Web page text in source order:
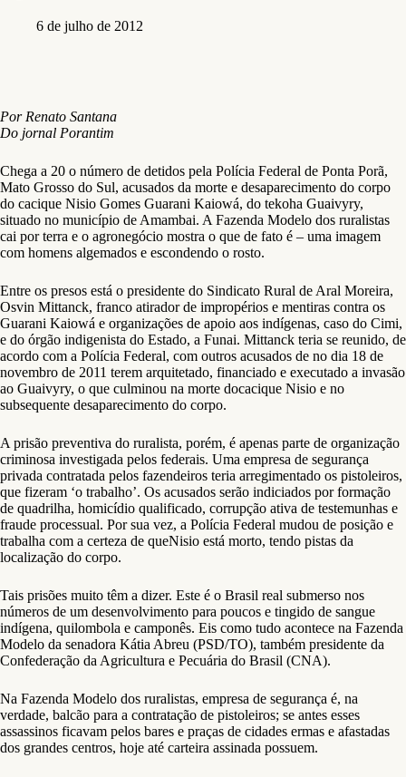
6 de julho de 2012
Por Renato Santana
Do jornal Porantim
Chega a 20 o número de detidos pela Polícia Federal de Ponta Porã,
Mato Grosso do Sul, acusados da morte e desaparecimento do corpo
do cacique Nisio Gomes Guarani Kaiowá, do tekoha Guaivyry,
situado no município de Amambai. A Fazenda Modelo dos ruralistas
cai por terra e o agronegócio mostra o que de fato é – uma imagem
com homens algemados e escondendo o rosto.
Entre os presos está o presidente do Sindicato Rural de Aral Moreira,
Osvin Mittanck, franco atirador de impropérios e mentiras contra os
Guarani Kaiowá e organizações de apoio aos indígenas, caso do Cimi,
e do órgão indigenista do Estado, a Funai. Mittanck teria se reunido, de
acordo com a Polícia Federal, com outros acusados de no dia 18 de
novembro de 2011 terem arquitetado, financiado e executado a invasão
ao Guaivyry, o que culminou na morte docacique Nisio e no
subsequente desaparecimento do corpo.
A prisão preventiva do ruralista, porém, é apenas parte de organização
criminosa investigada pelos federais. Uma empresa de segurança
privada contratada pelos fazendeiros teria arregimentado os pistoleiros,
que fizeram ‘o trabalho’. Os acusados serão indiciados por formação
de quadrilha, homicídio qualificado, corrupção ativa de testemunhas e
fraude processual. Por sua vez, a Polícia Federal mudou de posição e
trabalha com a certeza de queNisio está morto, tendo pistas da
localização do corpo.
Tais prisões muito têm a dizer. Este é o Brasil real submerso nos
números de um desenvolvimento para poucos e tingido de sangue
indígena, quilombola e camponês. Eis como tudo acontece na Fazenda
Modelo da senadora Kátia Abreu (PSD/TO), também presidente da
Confederação da Agricultura e Pecuária do Brasil (CNA).
Na Fazenda Modelo dos ruralistas, empresa de segurança é, na
verdade, balcão para a contratação de pistoleiros; se antes esses
assassinos ficavam pelos bares e praças de cidades ermas e afastadas
dos grandes centros, hoje até carteira assinada possuem.